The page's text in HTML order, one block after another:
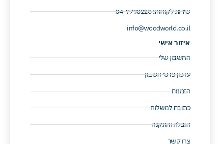
שירות לקוחות: 04-7798220 ​
info@woodworld.co.il
איזור אישי
החשבון שלי
עדכון פרטי חשבון
הזמנות
כתובת למשלוח
הובלה והתקנה
צרו קשר